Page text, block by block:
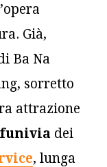
Già,
Ba Na
sorretto
attrazione
funivia dei
, lunga